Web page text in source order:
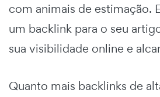
com animais de estimação.
um backlink para o seu
sua visibilidade online e
Quanto mais backlinks de